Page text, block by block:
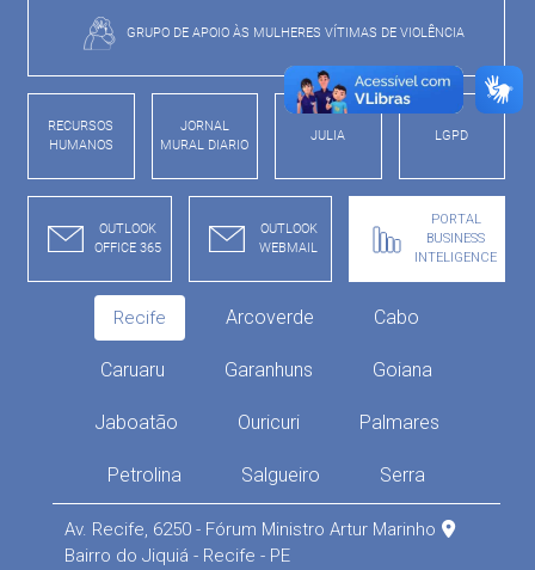
GRUPO DE APOIO ÀS MULHERES VÍTIMAS DE VIOLÊNCIA
RECURSOS
HUMANOS
JORNAL
MURAL DIARIO
JULIA LGPD
OUTLOOK
OFFICE 365
OUTLOOK
WEBMAIL
PORTAL
BUSINESS
INTELIGENCE
Recife Arcoverde Cabo
Caruaru Garanhuns Goiana
Jaboatão Ouricuri Palmares
Petrolina Salgueiro Serra
Av. Recife, 6250 - Fórum Ministro Artur Marinho
Bairro do Jiquiá - Recife - PE